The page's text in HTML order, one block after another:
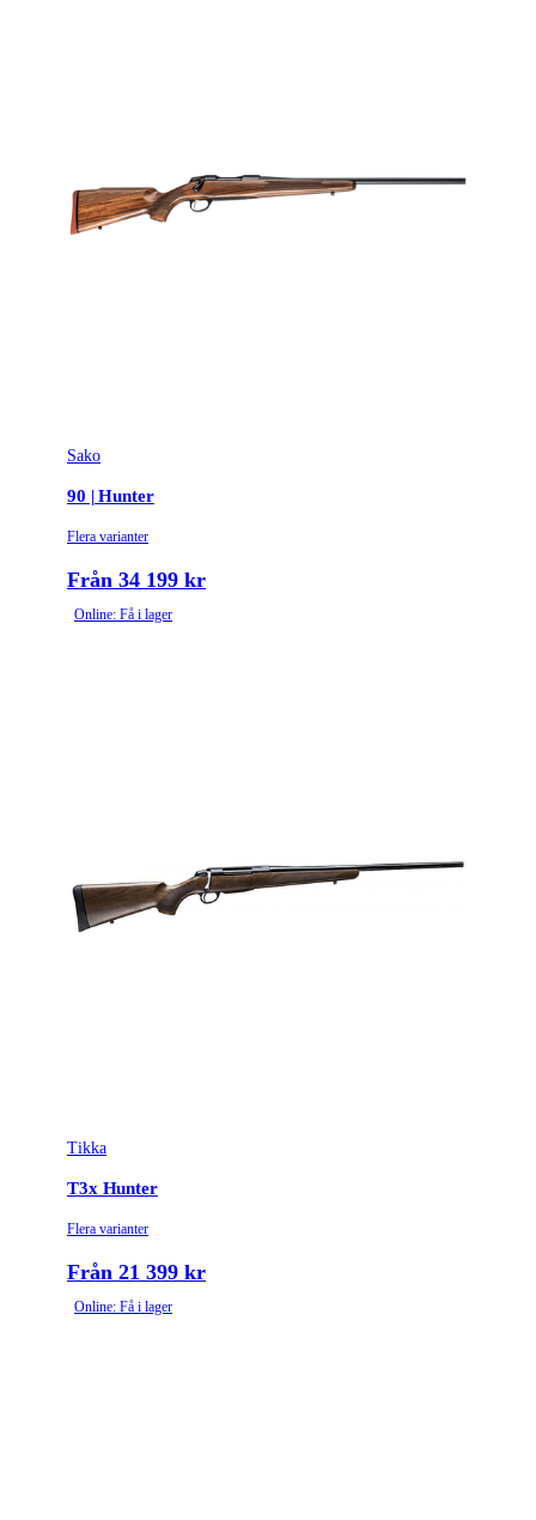
Sako
90 | Hunter
Flera varianter
Från 34 199 kr
Online: Få i lager
Tikka
T3x Hunter
Flera varianter
Från 21 399 kr
Online: Få i lager